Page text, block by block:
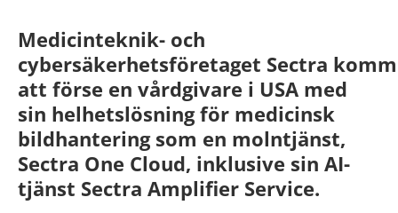
Medicinteknik- och
cybersäkerhetsföretaget Sectra
att förse en vårdgivare i USA med
sin helhetslösning för medicinsk
bildhantering som en molntjänst,
Sectra One Cloud, inklusive sin AI-
tjänst Sectra Amplifier Service.